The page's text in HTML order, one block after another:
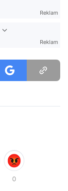
Reklam
Reklam
0